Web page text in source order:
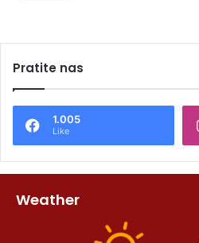
Pratite nas
1.005
Like
Weather